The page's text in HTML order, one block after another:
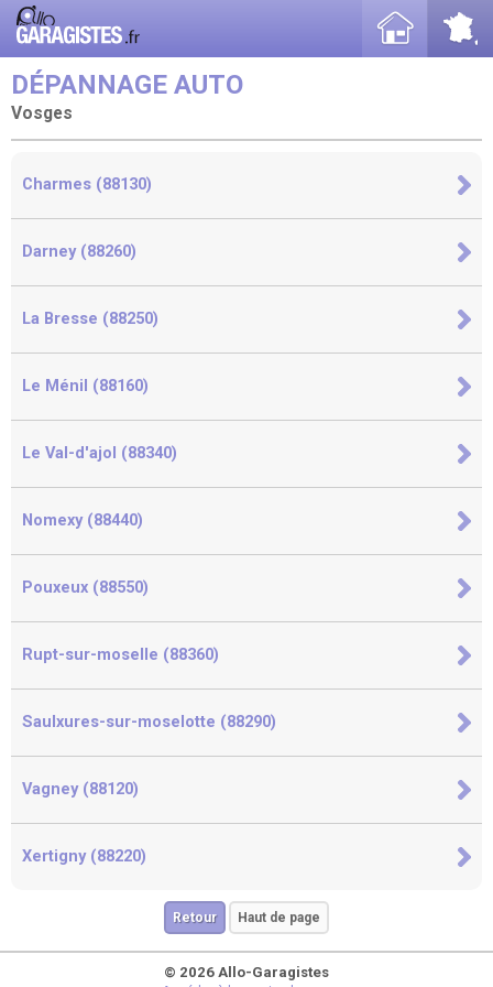
DÉPANNAGE AUTO
Vosges
Charmes (88130)
Darney (88260)
La Bresse (88250)
Le Ménil (88160)
Le Val-d'ajol (88340)
Nomexy (88440)
Pouxeux (88550)
Rupt-sur-moselle (88360)
Saulxures-sur-moselotte (88290)
Vagney (88120)
Xertigny (88220)
Retour Haut de page
© 2026 Allo-Garagistes